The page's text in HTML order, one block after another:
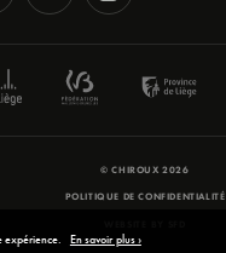
© CHIROUX 2026
POLITIQUE DE CONFIDENTIALITÉ
expérience. En savoir plus ›